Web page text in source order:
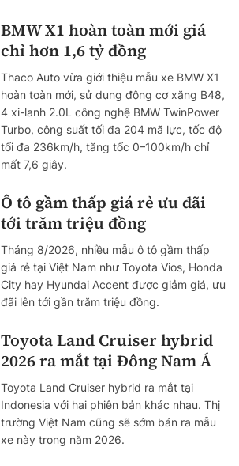
BMW X1 hoàn toàn mới giá
chỉ hơn 1,6 tỷ đồng
Thaco Auto vừa giới thiệu mẫu xe BMW X1
hoàn toàn mới, sử dụng động cơ xăng B48,
4 xi-lanh 2.0L công nghệ BMW TwinPower
Turbo, công suất tối đa 204 mã lực, tốc độ
tối đa 236km/h, tăng tốc 0–100km/h chỉ
mất 7,6 giây.
Ô tô gầm thấp giá rẻ ưu đãi
tới trăm triệu đồng
Tháng 8/2026, nhiều mẫu ô tô gầm thấp
giá rẻ tại Việt Nam như Toyota Vios, Honda
City hay Hyundai Accent được giảm giá, ưu
đãi lên tới gần trăm triệu đồng.
Toyota Land Cruiser hybrid
2026 ra mắt tại Đông Nam Á
Toyota Land Cruiser hybrid ra mắt tại
Indonesia với hai phiên bản khác nhau. Thị
trường Việt Nam cũng sẽ sớm bán ra mẫu
xe này trong năm 2026.